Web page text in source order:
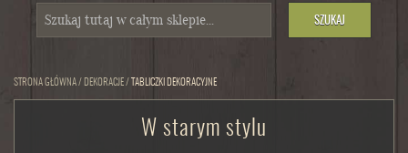
SZUKAJ
STRONA GŁÓWNA/ DEKORACJE/ TABLICZKI DEKORACYJNE
W starym stylu